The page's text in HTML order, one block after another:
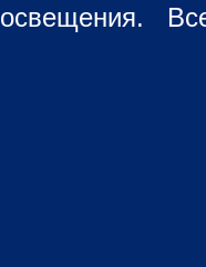
освещения.